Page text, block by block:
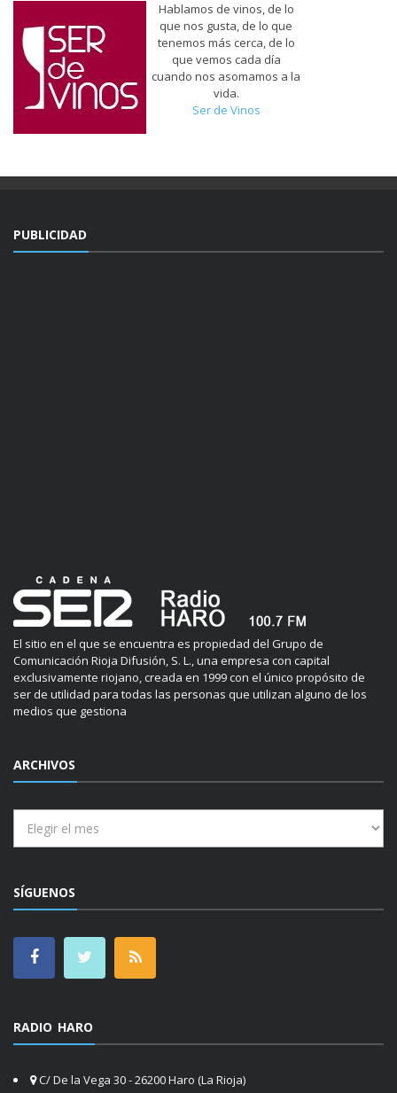
Hablamos de vinos, de lo
que nos gusta, de lo que
tenemos más cerca, de lo
que vemos cada día
cuando nos asomamos a la
vida.
Ser de Vinos
PUBLICIDAD
El sitio en el que se encuentra es propiedad del Grupo de
Comunicación Rioja Difusión, S. L., una empresa con capital
exclusivamente riojano, creada en 1999 con el único propósito de
ser de utilidad para todas las personas que utilizan alguno de los
medios que gestiona
ARCHIVOS
SÍGUENOS
RADIO HARO
C/ De la Vega 30 - 26200 Haro (La Rioja)